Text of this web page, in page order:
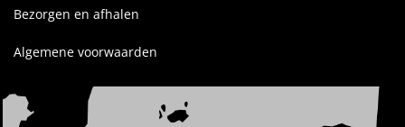
Bezorgen en afhalen
Algemene voorwaarden